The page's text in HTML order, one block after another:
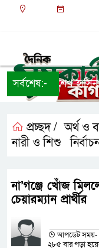
সর্বশেষ:-শেখ হাসিনার
প্রচ্ছদ / অর্থ ও
নারী ও শিশু ,
না’গঞ্জে খোঁজ
চেয়ারম্যান প্রার্থীর
আপডেট সময়-
২৮৫ বার পড়া